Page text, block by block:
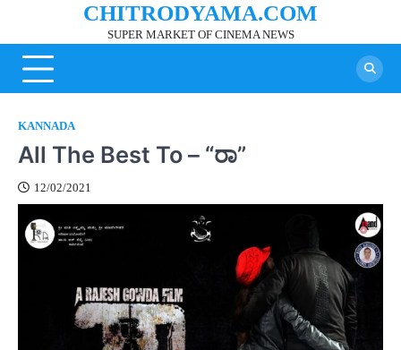
content
CHITRODYAMA.COM
SUPER MARKET OF CINEMA NEWS
KANNADA
All The Best To – “ರಾ”
12/02/2021